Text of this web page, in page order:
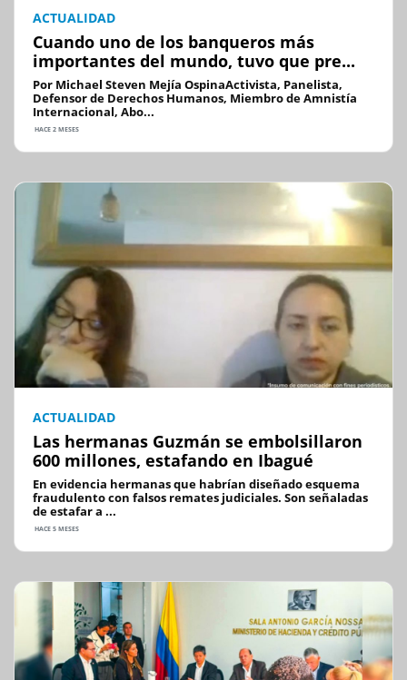
ACTUALIDAD
Cuando uno de los banqueros más
importantes del mundo, tuvo que pre...
Por Michael Steven Mejía OspinaActivista, Panelista,
Defensor de Derechos Humanos, Miembro de Amnistía
Internacional, Abo...
HACE 2 MESES
ACTUALIDAD
Las hermanas Guzmán se embolsillaron
600 millones, estafando en Ibagué
En evidencia hermanas que habrían diseñado esquema
fraudulento con falsos remates judiciales. Son señaladas
de estafar a ...
HACE 5 MESES